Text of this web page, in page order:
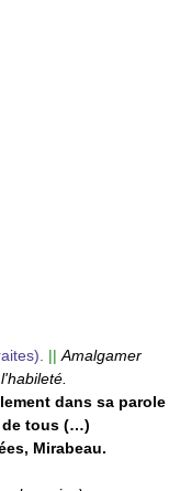
|| Amalgamer
dans sa parole
de tous (…)
Mirabeau.